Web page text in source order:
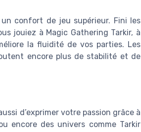
confort de jeu supérieur. Fini les
jouiez à Magic Gathering Tarkir, à
la fluidité de vos parties. Les
encore plus de stabilité et de
d’exprimer votre passion grâce à
encore des univers comme Tarkir